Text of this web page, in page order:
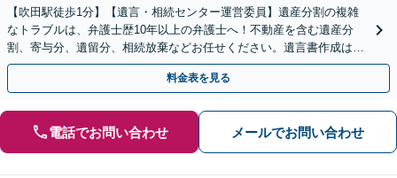
【吹田駅徒歩1分】【遺言・相続センター運営委員】遺産分割の複雑
なトラブルは、弁護士歴10年以上の弁護士へ！不動産を含む遺産分
割、寄与分、遺留分、相続放棄などお任せください。遺言書作成は自
宅訪問にも対応。【税理士や司法書士とも連携】
料金表を見る
電話でお問い合わせ メールでお問い合わせ